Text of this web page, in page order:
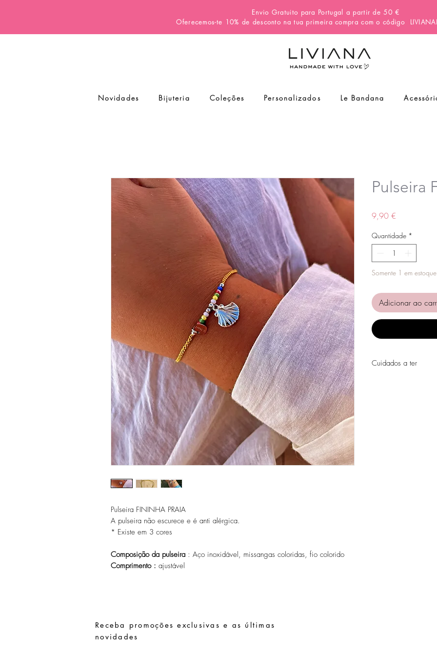
Envio Gratuito para Portugal a partir de 50 €
Oferecemos-te 10% de desconto na tua primeira compra com o código
Novidades Bijuteria Coleções Personalizados Le Bandana
Pulseira FININHA PRAIA
A pulseira não escurece e é anti alérgica.
* Existe em 3 cores
Composição da pulseira : Aço inoxidável, missangas coloridas, fio colorido
Comprimento : ajustável
Pulseira
9,90 €
Quantidade *
Somente 1 em estoque
Adicionar ao
Cuidados a ter
Receba promoções exclusivas e as últimas
novidades